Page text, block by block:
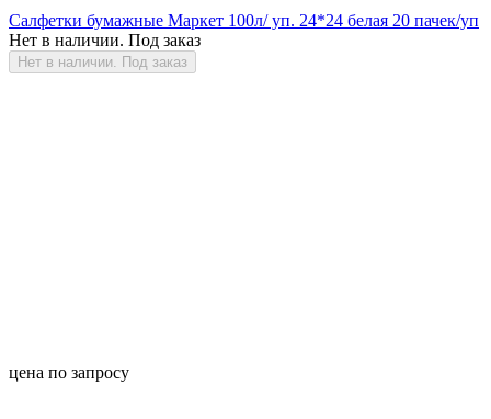
Салфетки бумажные Маркет 100л/ уп. 24*24 белая 20 пачек/уп
Нет в наличии. Под заказ
Нет в наличии. Под заказ
цена по запросу